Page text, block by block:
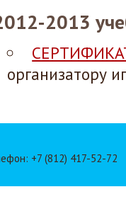
2013
организатору
+7 (812) 417-52-72